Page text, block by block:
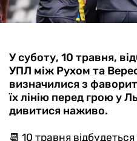
У суботу, 10 травня,
УПЛ між Рухом та
визначилися з
їх лінію перед грою у
дивитися наживо.
📆 10 травня